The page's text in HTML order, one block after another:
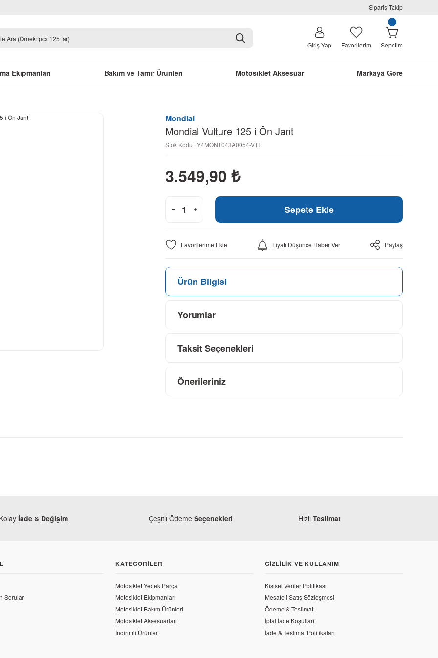
Sipariş Takip
Giriş Yap Favorilerim Sepetim
Ekipmanları Bakım ve Tamir Ürünleri Motosiklet Aksesuar Markaya Göre
Mondial
Mondial Vulture 125 i Ön Jant
Stok Kodu : Y4MON1043A0054-VTI
3.549,90 ₺
Sepete Ekle
Fiyatı Düşünce Haber Ver Paylaş
Ürün Bilgisi
Yorumlar
Taksit Seçenekleri
Önerileriniz
125 i Sağ Ön Amortisör
Mondial
Mondial Vulture 125 i Subap Takımı
191,80 TL
Kolay İade & Değişim Çeşitli Ödeme Seçenekleri Hızlı Teslimat
Sorular
KATEGORILER
Motosiklet Yedek Parça
Motosiklet Ekipmanları
Motosiklet Bakım Ürünleri
Motosiklet Aksesuarları
İndirimli Ürünler
GIZLILIK VE KULLANIM
Kişisel Veriler Politikası
Mesafeli Satış Sözleşmesi
Ödeme & Teslimat
İptal İade Koşullari
İade & Teslimat Politikaları